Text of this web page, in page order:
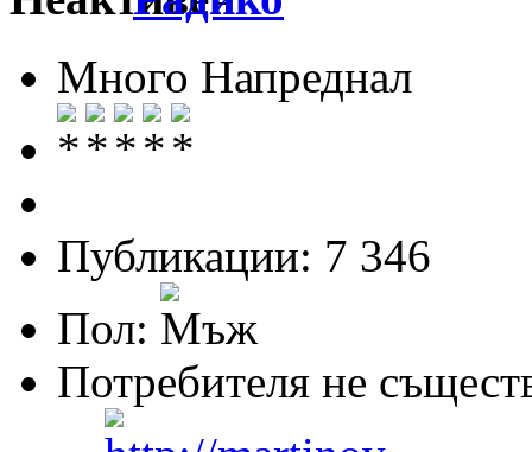
Много Напреднал
Публикации: 7 346
Пол:
Потребителя не